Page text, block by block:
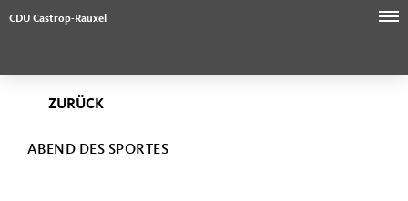
CDU Castrop-Rauxel
ZURÜCK
ABEND DES SPORTES